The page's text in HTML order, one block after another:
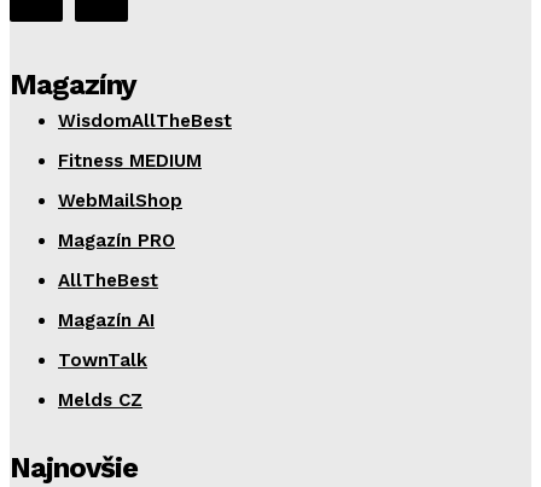
Magazíny
WisdomAllTheBest
Fitness MEDIUM
WebMailShop
Magazín PRO
AllTheBest
Magazín AI
TownTalk
Melds CZ
Najnovšie